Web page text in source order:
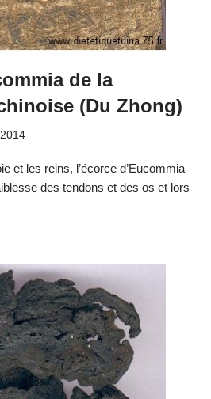
de la
(Du Zhong)
et les reins, l’écorce d’Eucommia
des tendons et des os et lors